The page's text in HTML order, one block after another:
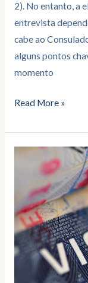
2). No entanto, a
entrevista
cabe ao
alguns pontos
momento
Read More »
Quer
processo
de
Visto
Americano